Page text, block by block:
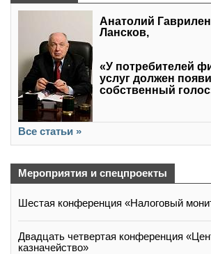
Анатолий
Лансков,
«У потребителей
услуг должен
собственный
Все статьи »
Мероприятия и спецпроекты
Шестая конференция «Налоговый
Двадцать четвертая конференция
казначейство»